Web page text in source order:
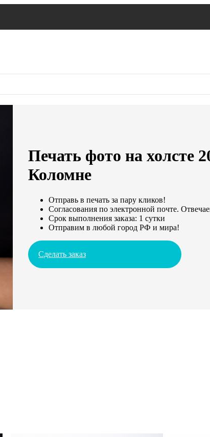
Печать фото на холсте
Коломне
Отправь в печать за пару кликов!
Согласования по электронной почте.
Срок выполнения заказа: 1 сутки
Отправим в любой город РФ и мира!
Сделать заказ